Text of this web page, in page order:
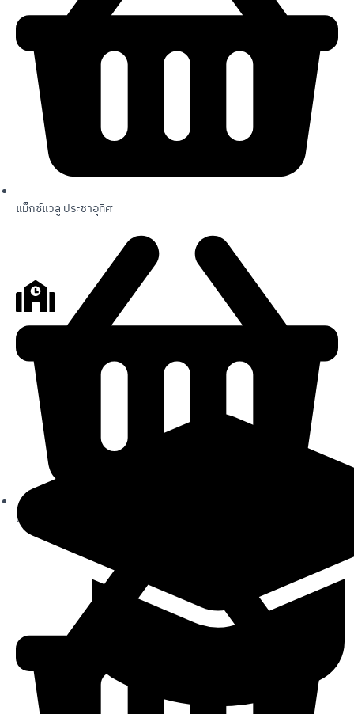
แม็กซ์แวลู ประชาอุทิศ
บิ๊กซี ฟู้ดเพลส ประชาอุทิศ
สถานศึกษา